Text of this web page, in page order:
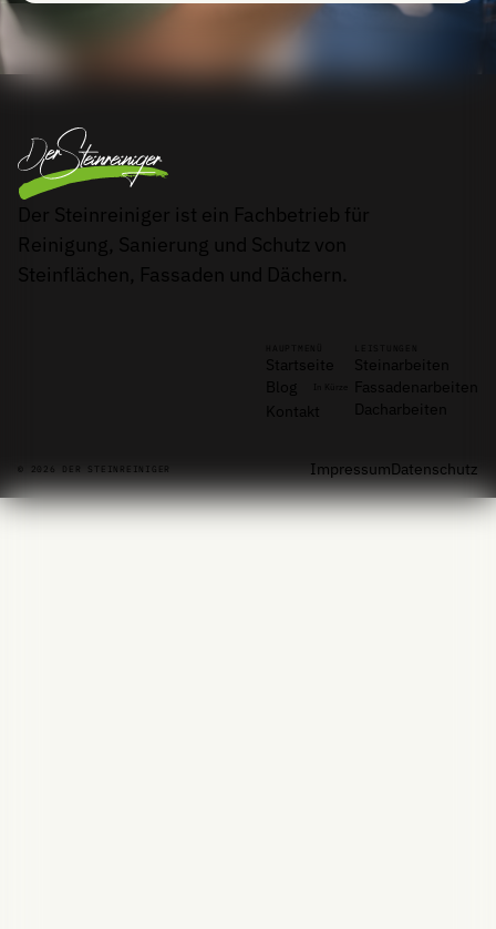
Der Steinreiniger ist ein Fachbetrieb für
Reinigung, Sanierung und Schutz von
Steinflächen, Fassaden und Dächern.
Startseite
Blog
Kontakt
Steinarbeiten
Fassadenarbeiten
Dacharbeiten
© 2026 DER STEINREINIGER ImpressumDatenschutz